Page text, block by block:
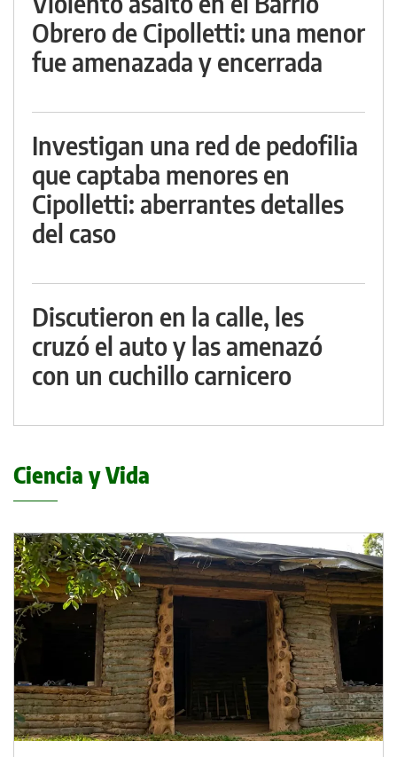
Obrero de Cipolletti: una menor
fue amenazada y encerrada
Investigan una red de pedofilia
que captaba menores en
Cipolletti: aberrantes detalles
del caso
Discutieron en la calle, les
cruzó el auto y las amenazó
con un cuchillo carnicero
Ciencia y Vida